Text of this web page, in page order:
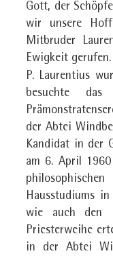
Gott, der
wir unsere
Mitbruder
Ewigkeit gerufen.
P. Laurentius
besuchte
der Abtei
Kandidat in der
am 6. April
Hausstudiums
wie auch den
Priesterweihe
in der Abtei